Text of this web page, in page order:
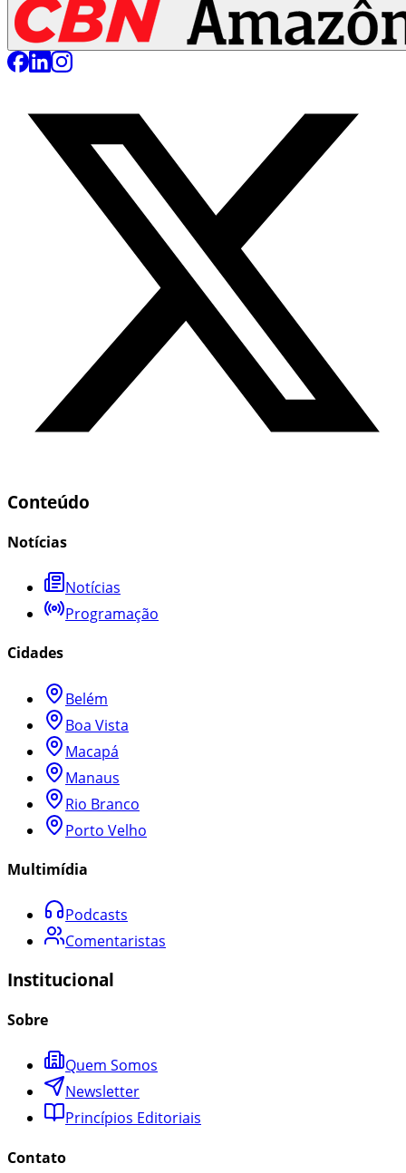
Conteúdo
Notícias
Notícias
Programação
Cidades
Belém
Boa Vista
Macapá
Manaus
Rio Branco
Porto Velho
Multimídia
Podcasts
Comentaristas
Institucional
Sobre
Quem Somos
Newsletter
Princípios Editoriais
Contato